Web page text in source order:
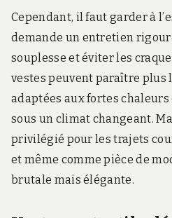
Cependant, il faut garder à
demande un entretien
souplesse et éviter les
vestes peuvent paraître plus
adaptées aux fortes
sous un climat changeant.
privilégié pour les trajets
et même comme pièce de
brutale mais élégante.